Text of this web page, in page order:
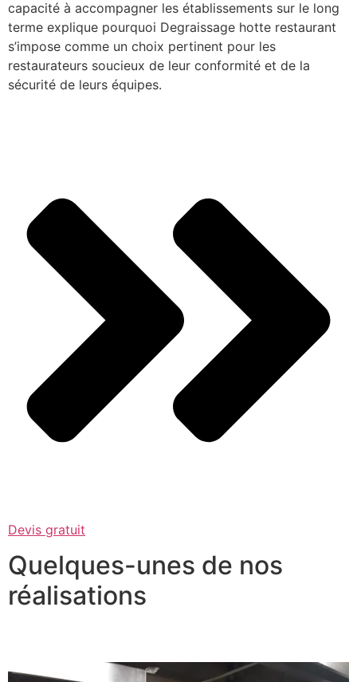
capacité à accompagner les établissements sur le long
terme explique pourquoi Degraissage hotte restaurant
s’impose comme un choix pertinent pour les
restaurateurs soucieux de leur conformité et de la
sécurité de leurs équipes.
Devis gratuit
Quelques-unes de nos
réalisations